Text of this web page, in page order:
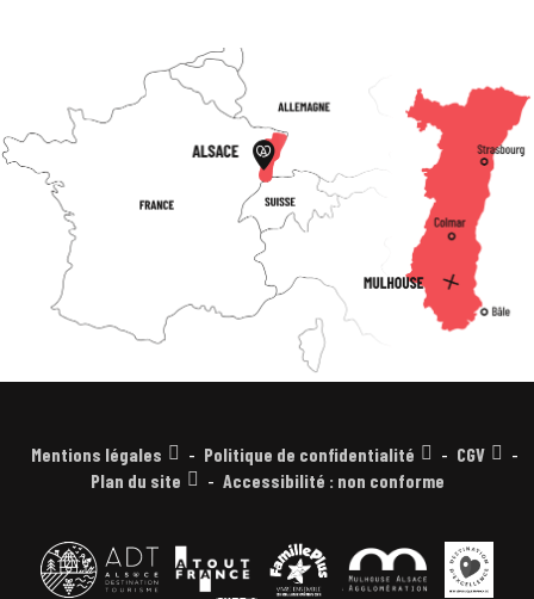
Mentions légales Politique de confidentialité
CGV
Plan du site
Accessibilité : non conforme